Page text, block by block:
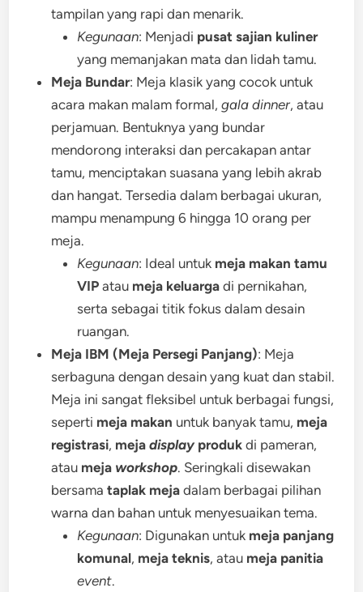
tampilan yang rapi dan menarik.
Kegunaan: Menjadi pusat sajian kuliner
yang memanjakan mata dan lidah tamu.
Meja Bundar: Meja klasik yang cocok untuk
acara makan malam formal,gala dinner, atau
perjamuan. Bentuknya yang bundar
mendorong interaksi dan percakapan antar
tamu, menciptakan suasana yang lebih akrab
dan hangat. Tersedia dalam berbagai ukuran,
mampu menampung 6 hingga 10 orang per
meja.
Kegunaan: Ideal untuk meja makan tamu
VIP atau meja keluarga di pernikahan,
serta sebagai titik fokus dalam desain
ruangan.
Meja IBM (Meja Persegi Panjang): Meja
serbaguna dengan desain yang kuat dan stabil.
Meja ini sangat fleksibel untuk berbagai fungsi,
seperti meja makan untuk banyak tamu, meja
registrasi, mejadisplayproduk di pameran,
atau meja workshop. Seringkali disewakan
bersamataplak meja dalam berbagai pilihan
warna dan bahan untuk menyesuaikan tema.
Kegunaan: Digunakan untuk meja panjang
komunal, meja teknis, atau meja panitia
event.